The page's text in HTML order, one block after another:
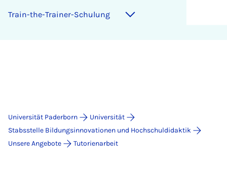
Train-the-Trainer-Schulung
Universität Paderborn
Universität
Stabsstelle Bildungsinnovationen und Hochschuldidaktik
Unsere Angebote
Tutorienarbeit